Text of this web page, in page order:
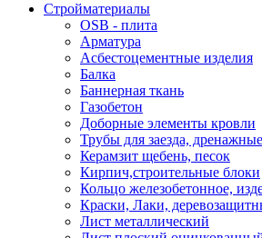
Стройматериалы
OSB - плита
Арматура
Асбестоцементные изделия
Балка
Баннерная ткань
Газобетон
Доборные элементы кровли
Трубы для заезда,
Керамзит щебень, песок
Кирпич,строительные блоки
Кольцо железобетонное,
Краски, Лаки,
Лист металлический